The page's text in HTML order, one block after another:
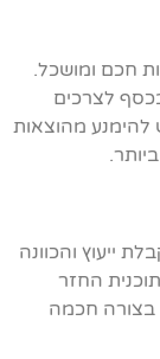
חכם ומושכל.
לצרכים
מהוצאות
ייעוץ והכוונה
תוכנית החזר
בצורה חכמה